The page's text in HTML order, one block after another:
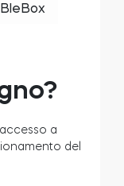
BleBox
a
del